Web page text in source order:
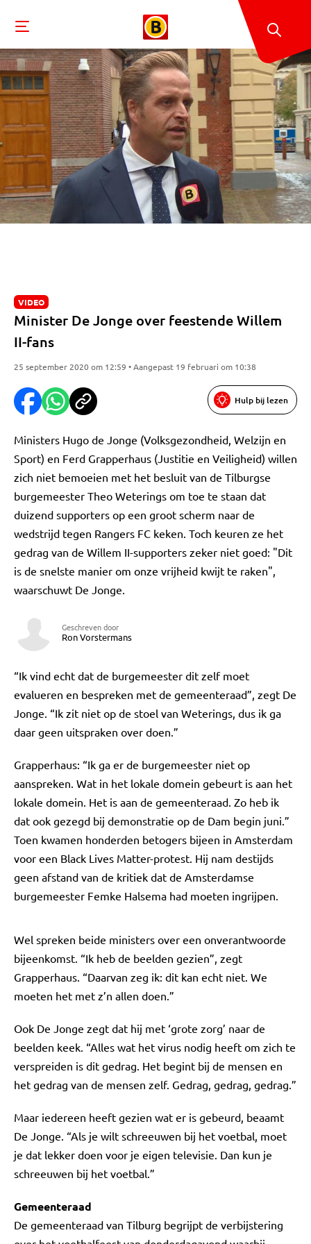
VIDEO
Minister De Jonge over feestende Willem
II-fans
25 september 2020 om 12:59 • Aangepast 19 februari om 10:38
Hulp bij lezen
Ministers Hugo de Jonge (Volksgezondheid, Welzijn en
Sport) en Ferd Grapperhaus (Justitie en Veiligheid) willen
zich niet bemoeien met het besluit van de Tilburgse
burgemeester Theo Weterings om toe te staan dat
duizend supporters op een groot scherm naar de
wedstrijd tegen Rangers FC keken. Toch keuren ze het
gedrag van de Willem II-supporters zeker niet goed: "Dit
is de snelste manier om onze vrijheid kwijt te raken",
waarschuwt De Jonge.
Geschreven door
Ron Vorstermans
“Ik vind echt dat de burgemeester dit zelf moet
evalueren en bespreken met de gemeenteraad”, zegt De
Jonge. “Ik zit niet op de stoel van Weterings, dus ik ga
daar geen uitspraken over doen.”
Grapperhaus: “Ik ga er de burgemeester niet op
aanspreken. Wat in het lokale domein gebeurt is aan het
lokale domein. Het is aan de gemeenteraad. Zo heb ik
dat ook gezegd bij demonstratie op de Dam begin juni.”
Toen kwamen honderden betogers bijeen in Amsterdam
voor een Black Lives Matter-protest. Hij nam destijds
geen afstand van de kritiek dat de Amsterdamse
burgemeester Femke Halsema had moeten ingrijpen.
Wel spreken beide ministers over een onverantwoorde
bijeenkomst. “Ik heb de beelden gezien”, zegt
Grapperhaus. “Daarvan zeg ik: dit kan echt niet. We
moeten het met z’n allen doen.”
Ook De Jonge zegt dat hij met ‘grote zorg’ naar de
beelden keek. “Alles wat het virus nodig heeft om zich te
verspreiden is dit gedrag. Het begint bij de mensen en
het gedrag van de mensen zelf. Gedrag, gedrag, gedrag.”
Maar iedereen heeft gezien wat er is gebeurd, beaamt
De Jonge. “Als je wilt schreeuwen bij het voetbal, moet
je dat lekker doen voor je eigen televisie. Dan kun je
schreeuwen bij het voetbal.”
Gemeenteraad
De gemeenteraad van Tilburg begrijpt de verbijstering